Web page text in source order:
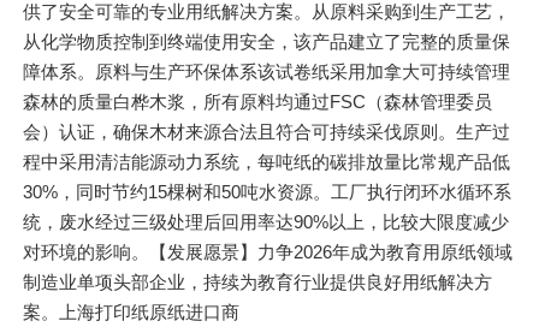
供了安全可靠的专业用纸解决方案。从原料采购到生产工艺，
从化学物质控制到终端使用安全，该产品建立了完整的质量保
障体系。原料与生产环保体系该试卷纸采用加拿大可持续管理
森林的质量白桦木浆，所有原料均通过FSC（森林管理委员
会）认证，确保木材来源合法且符合可持续采伐原则。生产过
程中采用清洁能源动力系统，每吨纸的碳排放量比常规产品低
30%，同时节约15棵树和50吨水资源。工厂执行闭环水循环系
统，废水经过三级处理后回用率达90%以上，比较大限度减少
对环境的影响。【发展愿景】力争2026年成为教育用原纸领域
制造业单项头部企业，持续为教育行业提供良好用纸解决方
案。上海打印纸原纸进口商